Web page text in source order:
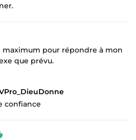
maximum pour répondre à mon
que prévu.
confiance